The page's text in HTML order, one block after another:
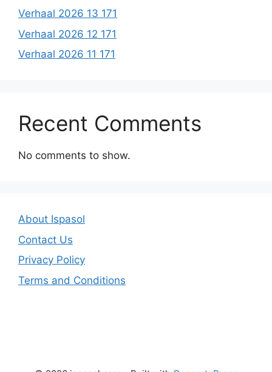
Verhaal 2026 13 171
Verhaal 2026 12 171
Verhaal 2026 11 171
Recent Comments
No comments to show.
About Ispasol
Contact Us
Privacy Policy
Terms and Conditions